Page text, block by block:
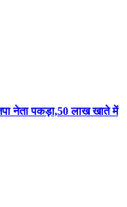
नेता पकड़ा,50 लाख खाते में